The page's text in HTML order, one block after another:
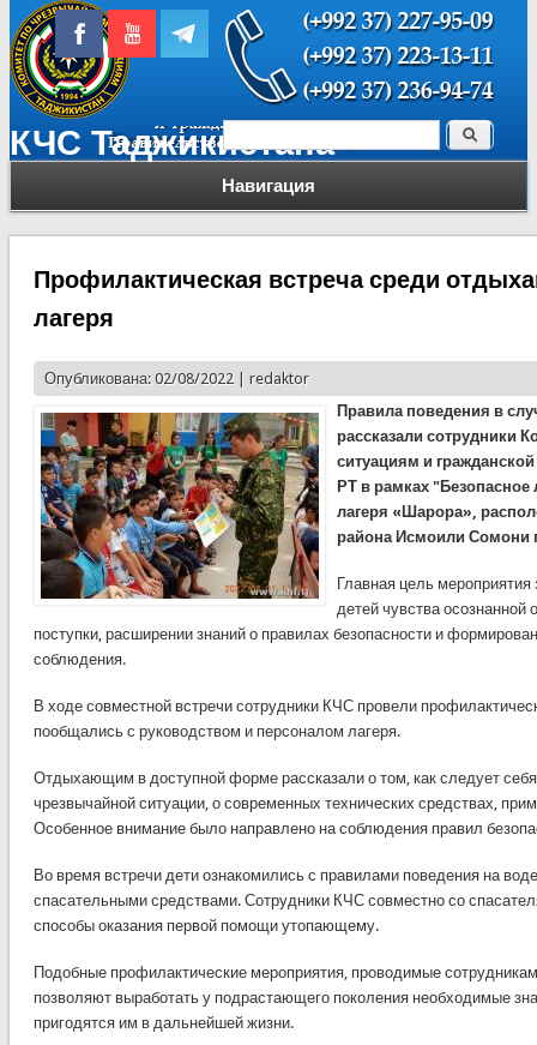
КЧС Таджикистана
Навигация
Форма поиска Поиск
Профилактическая встреча среди
лагеря
Опубликована: 02/08/2022 | redaktor
Правила поведения в
рассказали сотрудники
ситуациям и
РТ в рамках
лагеря «Шарора»,
района Исмоили Сомони
Главная цель
детей чувства осознанной
поступки, расширении знаний о правилах безопасности и
соблюдения.
В ходе совместной встречи сотрудники КЧС провели
пообщались с руководством и персоналом лагеря.
Отдыхающим в доступной форме рассказали о том, как следует себя
чрезвычайной ситуации, о современных технических средствах,
Особенное внимание было направлено на соблюдения правил
Во время встречи дети ознакомились с правилами поведения на
спасательными средствами. Сотрудники КЧС совместно со
способы оказания первой помощи утопающему.
Подобные профилактические мероприятия, проводимые
позволяют выработать у подрастающего поколения необходимые
пригодятся им в дальнейшей жизни.